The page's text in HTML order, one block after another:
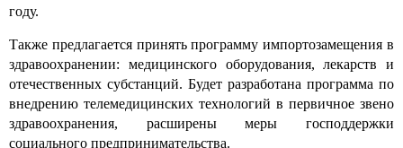
году.
Также предлагается принять программу импортозамещения в
здравоохранении: медицинского оборудования, лекарств и
отечественных субстанций. Будет разработана программа по
внедрению телемедицинских технологий в первичное звено
здравоохранения, расширены меры господдержки
социального предпринимательства.